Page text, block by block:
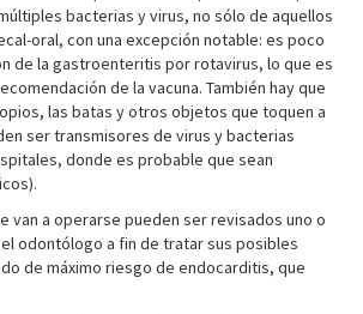
bacterias y virus, no sólo de aquellos
oral, con una excepción notable: es poco
de la gastroenteritis por rotavirus, lo que es
de la vacuna. También hay que
las batas y otros objetos que toquen a
ser transmisores de virus y bacterias
donde es probable que sean
van a operarse pueden ser revisados uno o
odontólogo a fin de tratar sus posibles
de máximo riesgo de endocarditis, que